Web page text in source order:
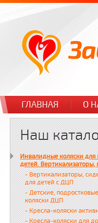
ГЛАВНАЯ О
Наш
Инвалидные коляски для
детей. Вертикализаторы,
- Вертикализаторы,
для детей с ДЦП
- Детские,
коляски ДЦП
- Кресла-коляски
- Кресла-коляски для